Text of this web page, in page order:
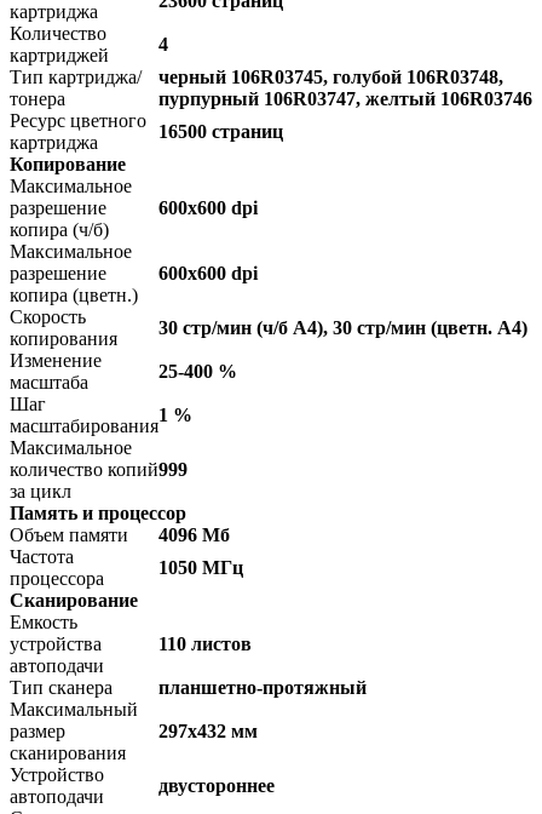
картриджа
Количество
картриджей
4
Тип картриджа/
тонера
черный 106R03745, голубой 106R03748,
пурпурный 106R03747, желтый 106R03746
Ресурс цветного
картриджа
16500 страниц
Копирование
Максимальное
разрешение
копира (ч/б)
600x600 dpi
Максимальное
разрешение
копира (цветн.)
600x600 dpi
Скорость
копирования
30 стр/мин (ч/б А4), 30 стр/мин (цветн. А4)
Изменение
масштаба
25-400 %
Шаг
масштабирования
1 %
Максимальное
количество копий
за цикл
999
Память и процессор
Объем памяти
4096 Мб
Частота
процессора
1050 МГц
Сканирование
Емкость
устройства
автоподачи
110 листов
Тип сканера
планшетно-протяжный
Максимальный
размер
сканирования
297x432 мм
Устройство
автоподачи
двустороннее